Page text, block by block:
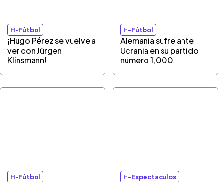
H-Fútbol
¡Hugo Pérez se vuelve a
ver con Jürgen
Klinsmann!
H-Fútbol
Alemania sufre ante
Ucrania en su partido
número 1,000
H-Fútbol H-Espectaculos